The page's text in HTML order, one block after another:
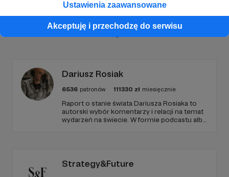
Ustawienia zaawansowane
Akceptuję i przechodzę do serwisu
Promowani autorzy
Dariusz Rosiak
6536 patronów 111330 zł miesięcznie
Raport o stanie świata Dariusza Rosiaka to
autorski wybór komentarzy i relacji na temat
wydarzeń na świecie. W formie podcastu albo
Strategy&Future